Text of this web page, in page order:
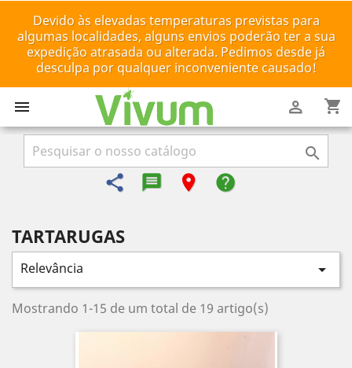
Devido às elevadas temperaturas previstas para
algumas localidades, alguns envios poderão ter a sua
expedição atrasada ou alterada. Pedimos desde já
desculpa por qualquer inconveniente causado!
 shopping_cart


share message-reply-text
room help
TARTARUGAS
Relevância 
Mostrando 1-15 de um total de 19 artigo(s)